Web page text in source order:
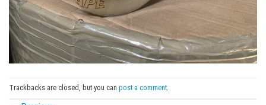
Trackbacks are closed, but you can post a comment